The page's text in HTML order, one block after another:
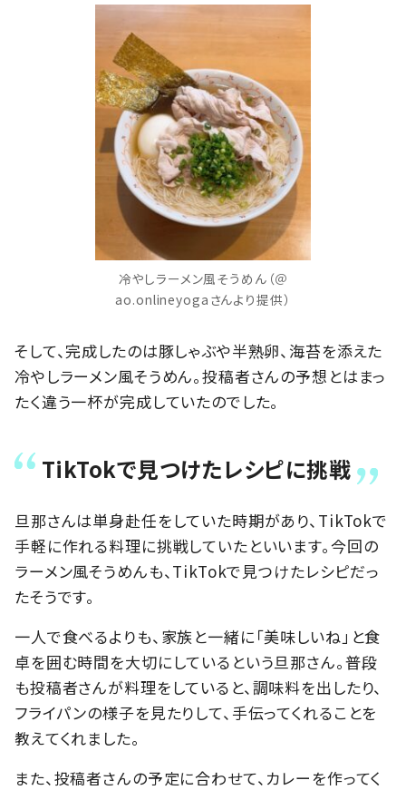
冷やしラーメン風そうめん（＠
ao.onlineyogaさんより提供）
そして、完成したのは豚しゃぶや半熟卵、海苔を添えた
冷やしラーメン風そうめん。投稿者さんの予想とはまっ
たく違う一杯が完成していたのでした。
TikTokで見つけたレシピに挑戦
旦那さんは単身赴任をしていた時期があり、TikTokで
手軽に作れる料理に挑戦していたといいます。今回の
ラーメン風そうめんも、TikTokで見つけたレシピだっ
たそうです。
一人で食べるよりも、家族と一緒に「美味しいね」と食
卓を囲む時間を大切にしているという旦那さん。普段
も投稿者さんが料理をしていると、調味料を出したり、
フライパンの様子を見たりして、手伝ってくれることを
教えてくれました。
また、投稿者さんの予定に合わせて、カレーを作ってく